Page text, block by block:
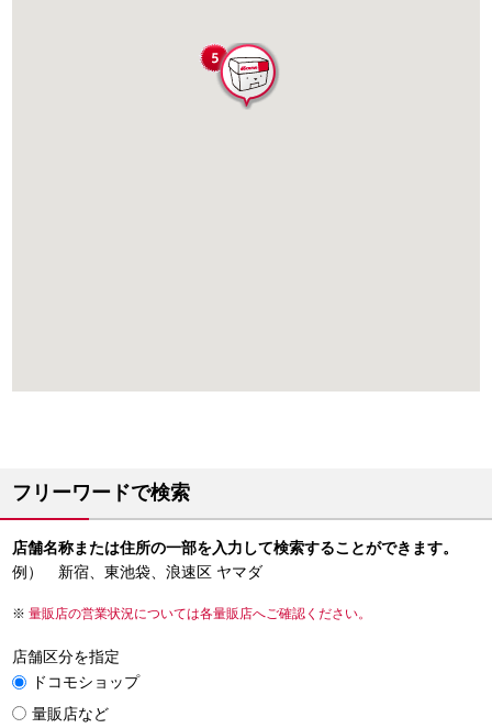
フリーワードで検索
店舗名称または住所の一部を入力して検索することができます。
例） 新宿、東池袋、浪速区 ヤマダ
量販店の営業状況については各量販店へご確認ください。
店舗区分を指定
ドコモショップ
量販店など